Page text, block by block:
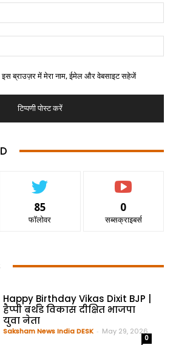
इस ब्राउज़र में मेरा नाम, ईमेल और वेबसाइट सहेजें
85
फॉलोवर
0
सब्सक्राइबर्स
Happy Birthday Vikas Dixit BJP |
हैप्पी बर्थडे विकास दीक्षित भाजपा
युवा नेता
Saksham News India DESK - May 29, 2026
0